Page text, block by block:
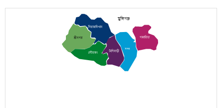
শ্রীনগর
সিরাজদিখান
টংগিবাড়ী
সদর
গজারিয়া
লৌহজং
মুন্সিগঞ্জ